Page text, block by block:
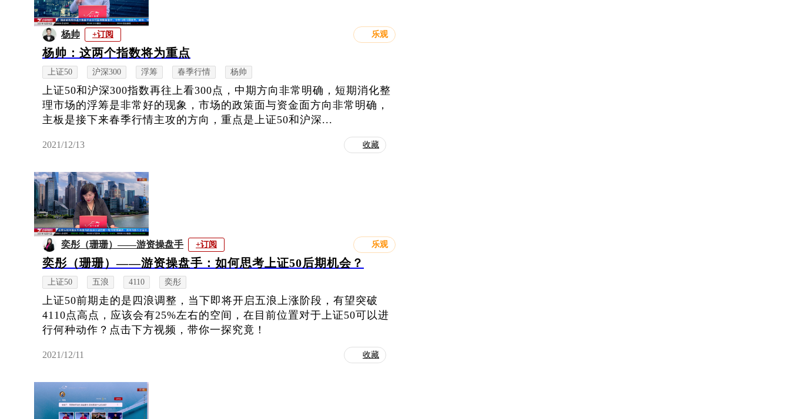
杨帅 +订阅 乐观
杨帅：这两个指数将为重点
上证50 沪深300 浮筹 春季行情 杨帅
上证50和沪深300指数再往上看300点，中期方向非常明确，短期消化整
理市场的浮筹是非常好的现象，市场的政策面与资金面方向非常明确，
主板是接下来春季行情主攻的方向，重点是上证50和沪深...
2021/12/13 收藏
奕彤（珊珊）——游资操盘手 +订阅 乐观
奕彤（珊珊）——游资操盘手：如何思考上证50后期机会？
上证50 五浪 4110 奕彤
上证50前期走的是四浪调整，当下即将开启五浪上涨阶段，有望突破
4110点高点，应该会有25%左右的空间，在目前位置对于上证50可以进
行何种动作？点击下方视频，带你一探究竟！
2021/12/11 收藏